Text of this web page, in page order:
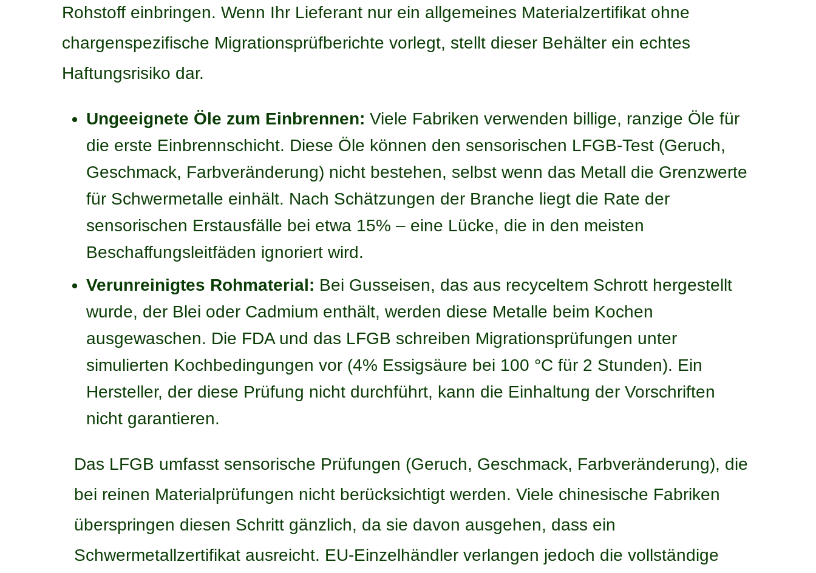
Rohstoff einbringen. Wenn Ihr Lieferant nur ein allgemeines Materialzertifikat ohne
chargenspezifische Migrationsprüfberichte vorlegt, stellt dieser Behälter ein echtes
Haftungsrisiko dar.
Ungeeignete Öle zum Einbrennen: Viele Fabriken verwenden billige, ranzige Öle für
die erste Einbrennschicht. Diese Öle können den sensorischen LFGB-Test (Geruch,
Geschmack, Farbveränderung) nicht bestehen, selbst wenn das Metall die Grenzwerte
für Schwermetalle einhält. Nach Schätzungen der Branche liegt die Rate der
sensorischen Erstausfälle bei etwa 15% – eine Lücke, die in den meisten
Beschaffungsleitfäden ignoriert wird.
Verunreinigtes Rohmaterial: Bei Gusseisen, das aus recyceltem Schrott hergestellt
wurde, der Blei oder Cadmium enthält, werden diese Metalle beim Kochen
ausgewaschen. Die FDA und das LFGB schreiben Migrationsprüfungen unter
simulierten Kochbedingungen vor (4% Essigsäure bei 100 °C für 2 Stunden). Ein
Hersteller, der diese Prüfung nicht durchführt, kann die Einhaltung der Vorschriften
nicht garantieren.
Das LFGB umfasst sensorische Prüfungen (Geruch, Geschmack, Farbveränderung), die
bei reinen Materialprüfungen nicht berücksichtigt werden. Viele chinesische Fabriken
überspringen diesen Schritt gänzlich, da sie davon ausgehen, dass ein
Schwermetallzertifikat ausreicht. EU-Einzelhändler verlangen jedoch die vollständige